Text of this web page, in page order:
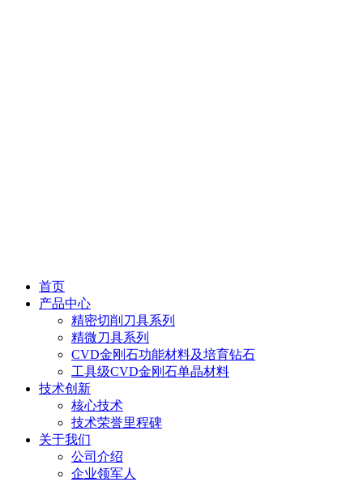
首页
产品中心
精密切削刀具系列
精微刀具系列
CVD金刚石功能材料及培育钻石
工具级CVD金刚石单晶材料
技术创新
核心技术
技术荣誉里程碑
关于我们
公司介绍
企业领军人